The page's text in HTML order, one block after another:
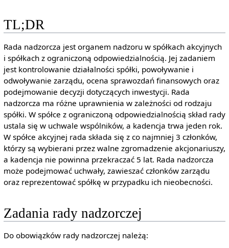
TL;DR
Rada nadzorcza jest organem nadzoru w spółkach akcyjnych
i spółkach z ograniczoną odpowiedzialnością. Jej zadaniem
jest kontrolowanie działalności spółki, powoływanie i
odwoływanie zarządu, ocena sprawozdań finansowych oraz
podejmowanie decyzji dotyczących inwestycji. Rada
nadzorcza ma różne uprawnienia w zależności od rodzaju
spółki. W spółce z ograniczoną odpowiedzialnością skład rady
ustala się w uchwale wspólników, a kadencja trwa jeden rok.
W spółce akcyjnej rada składa się z co najmniej 3 członków,
którzy są wybierani przez walne zgromadzenie akcjonariuszy,
a kadencja nie powinna przekraczać 5 lat. Rada nadzorcza
może podejmować uchwały, zawieszać członków zarządu
oraz reprezentować spółkę w przypadku ich nieobecności.
Zadania rady nadzorczej
Do obowiązków rady nadzorczej należą: